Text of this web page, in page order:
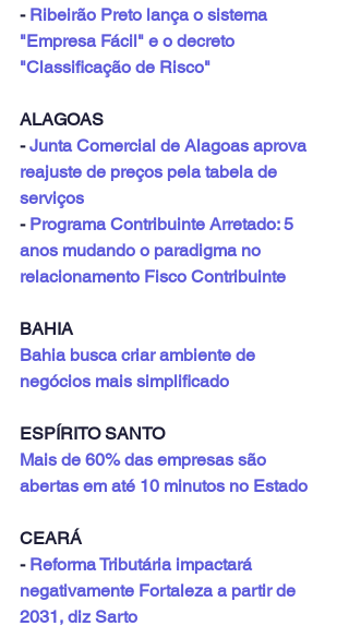
- Ribeirão Preto lança o sistema
"Empresa Fácil" e o decreto
"Classificação de Risco"
ALAGOAS
- Junta Comercial de Alagoas aprova
reajuste de preços pela tabela de
serviços
- Programa Contribuinte Arretado: 5
anos mudando o paradigma no
relacionamento Fisco Contribuinte
BAHIA
Bahia busca criar ambiente de
negócios mais simplificado
ESPÍRITO SANTO
Mais de 60% das empresas são
abertas em até 10 minutos no Estado
CEARÁ
- Reforma Tributária impactará
negativamente Fortaleza a partir de
2031, diz Sarto